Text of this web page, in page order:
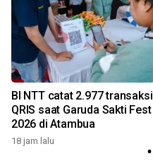
BI NTT catat 2.977 transaksi
QRIS saat Garuda Sakti Fest
2026 di Atambua
18 jam lalu